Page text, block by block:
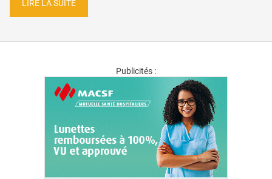
LIRE LA SUITE
Publicités :